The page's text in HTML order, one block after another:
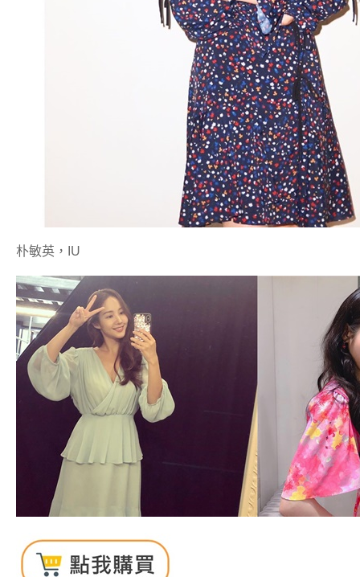
朴敏英，IU